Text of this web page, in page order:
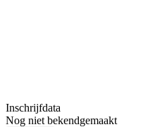
Inschrijfdata
Nog niet bekendgemaakt